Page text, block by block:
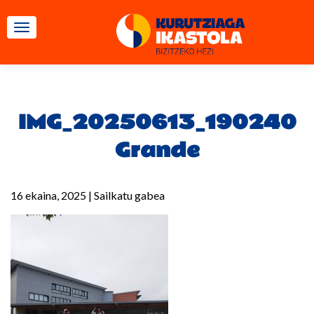
TOGGLE NAVIGATION
IMG_20250613_190240
Grande
16 ekaina, 2025 | Sailkatu gabea